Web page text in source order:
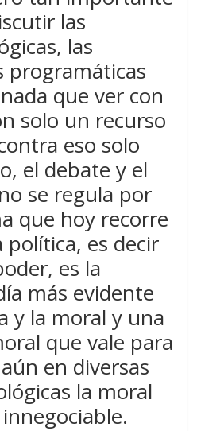
las
las
programáticas
que ver con
solo un recurso
eso solo
el debate y el
se regula por
que hoy recorre
es decir
es la
más evidente
y la moral y una
que vale para
en diversas
la moral